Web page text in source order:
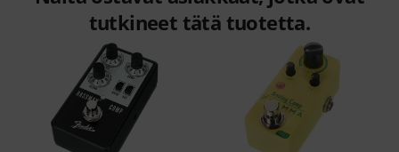
tutkineet tätä tuotetta.